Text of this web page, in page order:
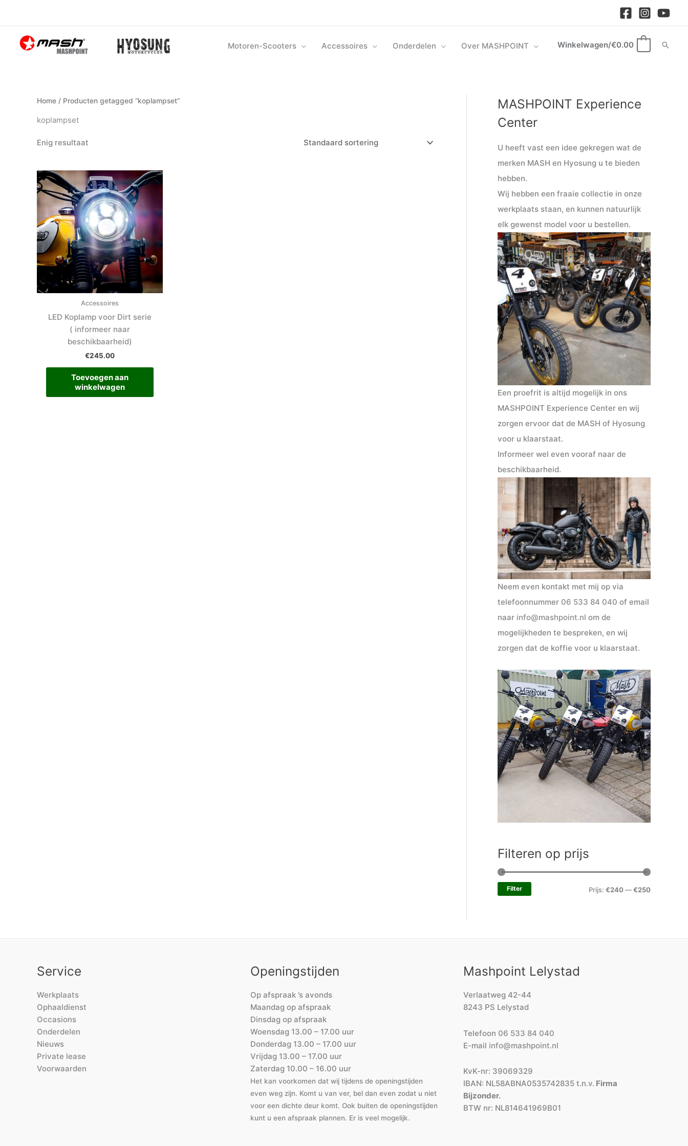
inhoud
Motoren-Scooters Accessoires Onderdelen Over MASHPOINT Winkelwagen/€0.00
Home / Producten getagged “koplampset”
koplampset
Enig resultaat
Accessoires
LED Koplamp voor Dirt serie
( informeer naar
beschikbaarheid)
€245.00
Toevoegen aan
winkelwagen
MASHPOINT Experience
Center
U heeft vast een idee gekregen wat de
merken MASH en Hyosung u te bieden
hebben.
Wij hebben een fraaie collectie in onze
werkplaats staan, en kunnen natuurlijk
elk gewenst model voor u bestellen.
Een proefrit is altijd mogelijk in ons
MASHPOINT Experience Center en wij
zorgen ervoor dat de MASH of Hyosung
voor u klaarstaat.
Informeer wel even vooraf naar de
beschikbaarheid.
Neem even kontakt met mij op via
telefoonnummer 06 533 84 040 of email
naar info@mashpoint.nl om de
mogelijkheden te bespreken, en wij
zorgen dat de koffie voor u klaarstaat.
Filteren op prijs
Filter Prijs: €240—€250
Service
Werkplaats
Ophaaldienst
Occasions
Onderdelen
Nieuws
Private lease
Voorwaarden
Openingstijden
Op afspraak ’s avonds
Maandag op afspraak
Dinsdag op afspraak
Woensdag 13.00 – 17.00 uur
Donderdag 13.00 – 17.00 uur
Vrijdag 13.00 – 17.00 uur
Zaterdag 10.00 – 16.00 uur
Het kan voorkomen dat wij tijdens de openingstijden
even weg zijn. Komt u van ver, bel dan even zodat u niet
voor een dichte deur komt. Ook buiten de openingstijden
kunt u een afspraak plannen. Er is veel mogelijk.
Mashpoint Lelystad
Verlaatweg 42-44
8243 PS Lelystad
Telefoon 06 533 84 040
E-mail info@mashpoint.nl
KvK-nr: 39069329
IBAN: NL58ABNA0535742835 t.n.v. Firma
Bijzonder.
BTW nr: NL814641969B01